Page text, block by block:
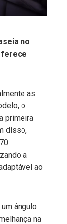
no
as
o
primeira
disso,
a
ao
ângulo
na